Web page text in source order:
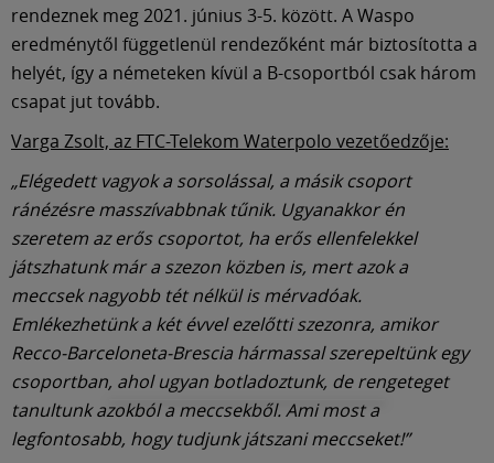
rendeznek meg 2021. június 3-5. között. A Waspo
eredménytől függetlenül rendezőként már biztosította a
helyét, így a németeken kívül a B-csoportból csak három
csapat jut tovább.
Varga Zsolt, az FTC-Telekom Waterpolo vezetőedzője:
„Elégedett vagyok a sorsolással, a másik csoport
ránézésre masszívabbnak tűnik. Ugyanakkor én
szeretem az erős csoportot, ha erős ellenfelekkel
játszhatunk már a szezon közben is, mert azok a
meccsek nagyobb tét nélkül is mérvadóak.
Emlékezhetünk a két évvel ezelőtti szezonra, amikor
Recco-Barceloneta-Brescia hármassal szerepeltünk egy
csoportban, ahol ugyan botladoztunk, de rengeteget
tanultunk azokból a meccsekből. Ami most a
legfontosabb, hogy tudjunk játszani meccseket!”